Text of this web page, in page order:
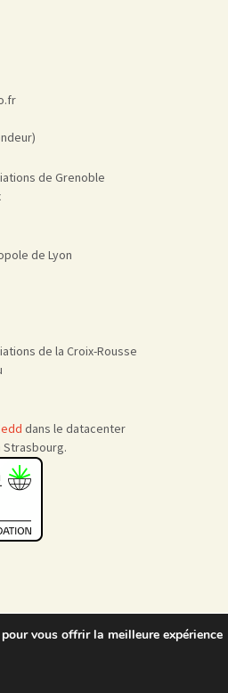
de Grenoble
de Lyon
de la Croix-Rousse
dans le datacenter
Strasbourg.
Nous rejoindre
vous offrir la meilleure expérience